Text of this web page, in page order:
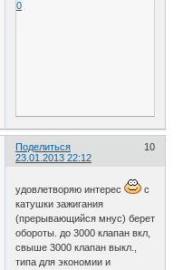
0
Поделиться
10
23.01.2013 22:12
удовлетворяю интерес
с
катушки зажигания
(прерывающийся мнус) берет
обороты. до 3000 клапан вкл,
свыше 3000 клапан выкл.,
типа для экономии и